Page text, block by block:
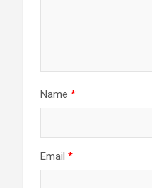
Name *
Email *